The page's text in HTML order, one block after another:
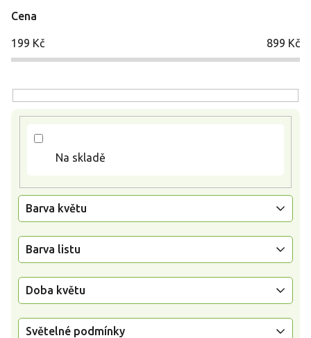
Cena
199 Kč 899 Kč
Na skladě
Barva květu
Barva listu
Doba květu
Světelné podmínky
s
p
u